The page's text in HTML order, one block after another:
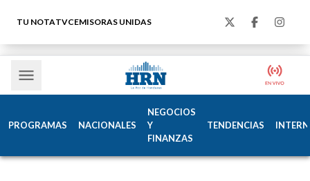
TU NOTATVCEMISORAS UNIDAS
PROGRAMAS NACIONALES
NEGOCIOS
Y
FINANZAS
TENDENCIAS